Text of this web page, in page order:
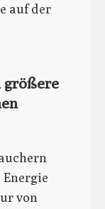
auf der
größere
von